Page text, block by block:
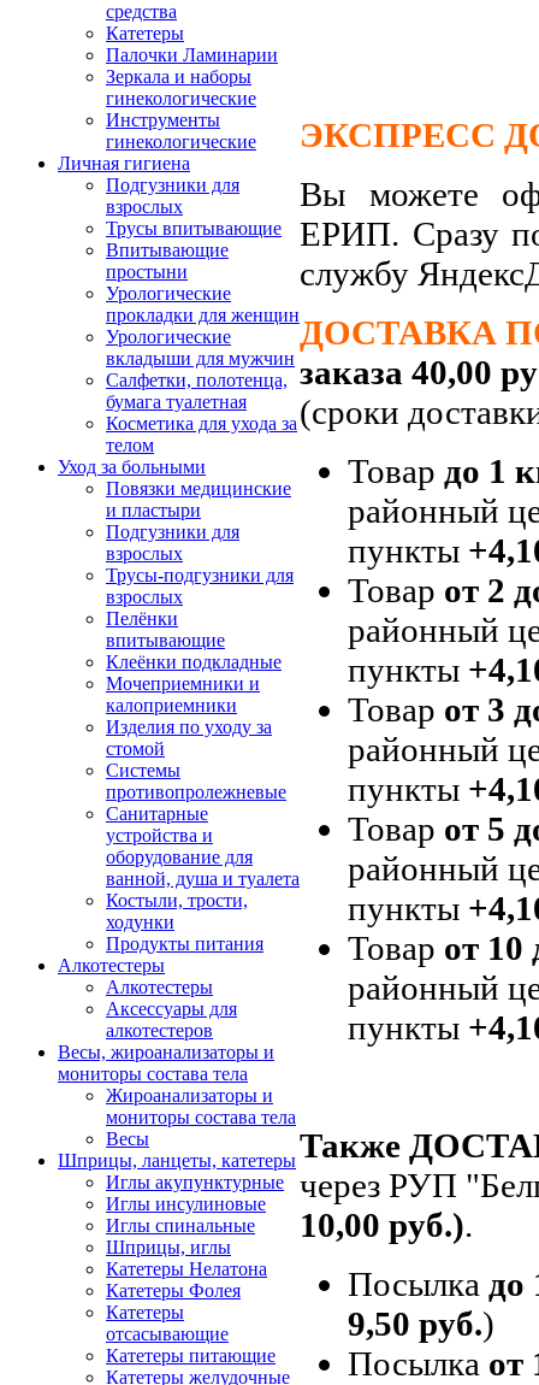
средства
Катетеры
Палочки Ламинарии
Зеркала и наборы
гинекологические
Инструменты
гинекологические
Личная гигиена
Подгузники для
взрослых
Трусы впитывающие
Впитывающие
простыни
Урологические
прокладки для женщин
Урологические
вкладыши для мужчин
Салфетки, полотенца,
бумага туалетная
Косметика для ухода за
телом
Уход за больными
Повязки медицинские
и пластыри
Подгузники для
взрослых
Трусы-подгузники для
взрослых
Пелёнки
впитывающие
Клеёнки подкладные
Мочеприемники и
калоприемники
Изделия по уходу за
стомой
Системы
противопролежневые
Санитарные
устройства и
оборудование для
ванной, душа и туалета
Костыли, трости,
ходунки
Продукты питания
Алкотестеры
Алкотестеры
Аксессуары для
алкотестеров
Весы, жироанализаторы и
мониторы состава тела
Жироанализаторы и
мониторы состава тела
Весы
Шприцы, ланцеты, катетеры
Иглы акупунктурные
Иглы инсулиновые
Иглы спинальные
Шприцы, иглы
Катетеры Нелатона
Катетеры Фолея
Катетеры
отсасывающие
Катетеры питающие
Катетеры желудочные
ЭКСПРЕСС
Вы можете
ЕРИП. Сразу
службу
ДОСТАВКА
заказа 40,00
(сроки
Товар до 1
районный
пункты
Товар от 2
районный
пункты
Товар от 3
районный
пункты
Товар от 5
районный
пункты
Товар от 10
районный
пункты
Также
через РУП
10,00 руб.).
Посылка до
9,50 руб.)
Посылка от